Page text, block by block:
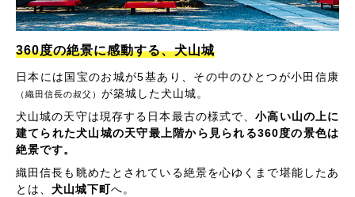
360度の絶景に感動する、犬山城
日本には国宝のお城が5基あり、その中のひとつが小田信康
（織田信長の叔父） が築城した犬山城。
犬山城の天守は現存する日本最古の様式で、小高い山の上に
建てられた犬山城の天守最上階から見られる360度の景色は
絶景です。
織田信長も眺めたとされている絶景を心ゆくまで堪能したあ
とは、 犬山城下町へ。